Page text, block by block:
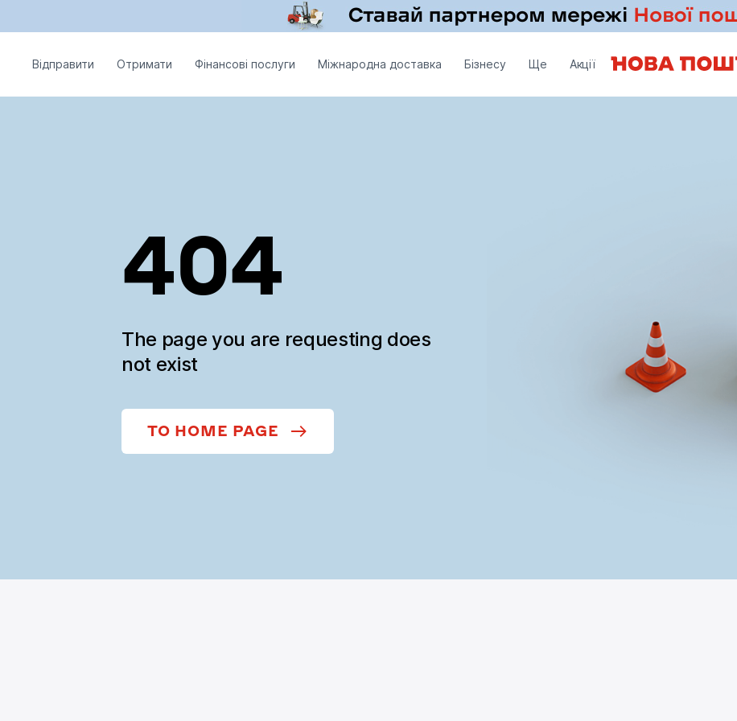
Відправити Отримати Фінансові послуги Міжнародна доставка Бізнесу Ще Акції
404
The page you are requesting does
not exist
TO HOME PAGE